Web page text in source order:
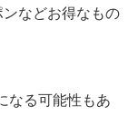
ンなどお得なもの
なる可能性もあ